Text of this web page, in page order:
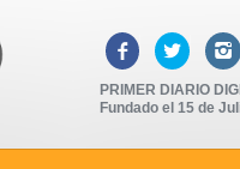
  
PRIMER DIARIO
Fundado el 15 de